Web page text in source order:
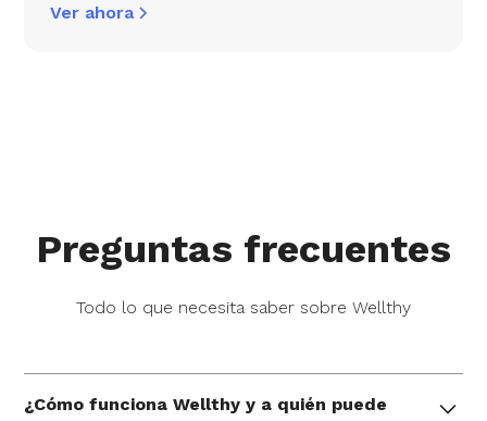
Ver ahora
Preguntas frecuentes
Todo lo que necesita saber sobre Wellthy
¿Cómo funciona Wellthy y a quién puede